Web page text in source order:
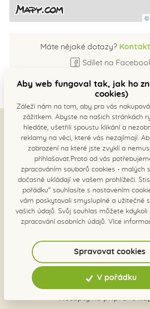
©
Máte nějaké dotazy?
Sdílet na
Náš sortiment
Sirupy klasik
Sirup premium
Sirupy BIO
Limitované edice
Dárková balení
Recepty na přípravu
Aby web fungoval tak, jak ho
cookies)
Záleží nám na tom, aby pro vás
zážitkem. Abyste na našich stránkách
hledáte, ušetřili spoustu klikání a
reklamy na věci, které vás nezajímají.
zobrazení na které jste zvyklí a
přihlašovat.Proto od vás
zpracováním souborů cookies - malých
dočasně ukládají ve vašem prohlížeči.
pořádku“ souhlasíte s nastavením
vám poskytovali smysluplné a užitečné
vašich údajů. Svůj souhlas můžete
zpracování osobních údajů. Více
Spravovat cookies
V pořádku